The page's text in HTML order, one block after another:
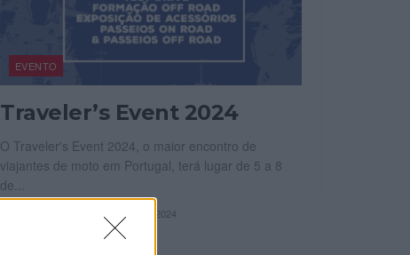
EVENTO
Traveler’s Event 2024
O Traveler's Event 2024, o maior encontro de
viajantes de moto em Portugal, terá lugar de 5 a 8
de...
23 AGOSTO, 2024